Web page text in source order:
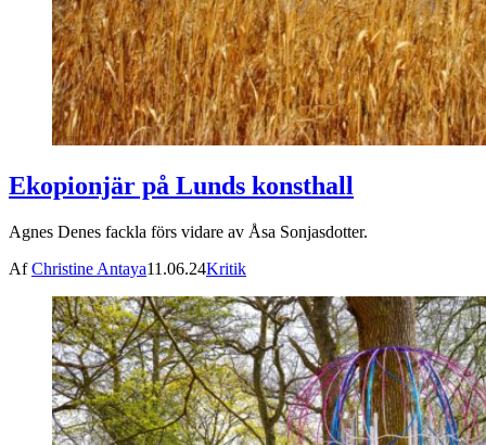
Ekopionjär på Lunds konsthall
Agnes Denes fackla förs vidare av Åsa Sonjasdotter.
AfChristine Antaya11.06.24Kritik